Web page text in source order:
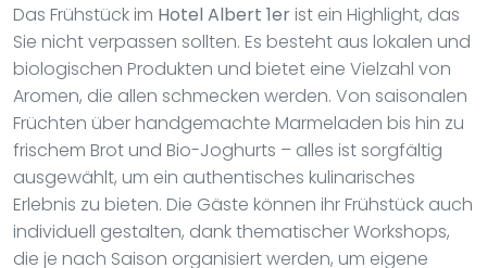
Das Frühstück im Hotel Albert 1er ist ein Highlight, das
Sie nicht verpassen sollten. Es besteht aus lokalen und
biologischen Produkten und bietet eine Vielzahl von
Aromen, die allen schmecken werden. Von saisonalen
Früchten über handgemachte Marmeladen bis hin zu
frischem Brot und Bio-Joghurts – alles ist sorgfältig
ausgewählt, um ein authentisches kulinarisches
Erlebnis zu bieten. Die Gäste können ihr Frühstück auch
individuell gestalten, dank thematischer Workshops,
die je nach Saison organisiert werden, um eigene